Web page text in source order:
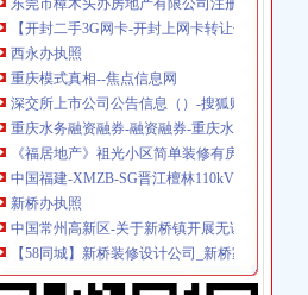
【开封二手3G网卡-开封上网卡转让信息】-开封
西永办执照
重庆模式真相--焦点信息网
深交所上市公司公告信息（）-搜狐财经
重庆水务融资融券-融资融券-重庆水务融资余额
《福居地产》祖光小区简单装修有房本能楼层好
中国福建-XMZB-SG晋江檀林110kV变电站等二
新桥办执照
中国常州高新区-关于新桥镇开展无证培训机构
【58同城】新桥装修设计公司_新桥家装设计_
【重庆新桥公司资质认证|企业资质认证|企业认
深圳市手机外壳印机|手机外壳印机供应商|供应